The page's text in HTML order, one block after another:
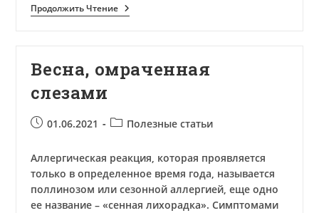
Продолжить ЧтениеСердце,
Как
Жить!
Весна, омраченная
слезами
Запись01.06.2021
Рубрика
Полезные статьи
Аллергическая реакция, которая проявляется
только в определенное время года, называется
поллинозом или сезонной аллергией, еще одно
ее название – «сенная лихорадка». Симптомами